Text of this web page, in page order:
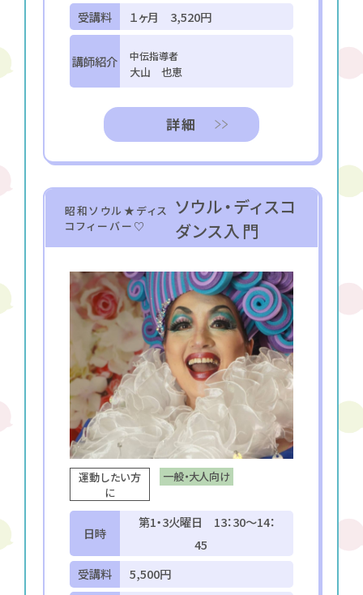
受講料 １ヶ月 3,520円
講師紹介 中伝指導者
大山 也恵
詳細
昭和ソウル★ディス
コフィーバー♡
ソウル・ディスコ
ダンス入門
運動したい方
に
一般・大人向け
日時
第1・3火曜日 13：30～14：
45
受講料
5,500円